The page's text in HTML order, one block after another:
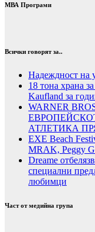
МВА Програми
Всички говорят за..
Надеждност на
18 тона храна
Kaufland за
WARNER
АТЛЕТИКА
EXE Beach
MRAK, Peggy
Dreame
специални
любимци
Част от медийна група